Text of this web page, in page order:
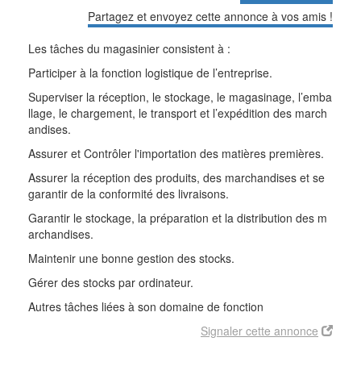
Partagez et envoyez cette annonce à vos amis !
Les tâches du magasinier consistent à :
Participer à la fonction logistique de l’entreprise.
Superviser la réception, le stockage, le magasinage, l’emba
llage, le chargement, le transport et l’expédition des march
andises.
Assurer et Contrôler l'importation des matières premières.
Assurer la réception des produits, des marchandises et se
garantir de la conformité des livraisons.
Garantir le stockage, la préparation et la distribution des m
archandises.
Maintenir une bonne gestion des stocks.
Gérer des stocks par ordinateur.
Autres tâches liées à son domaine de fonction
Signaler cette annonce